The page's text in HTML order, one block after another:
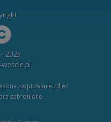
2026
Kopiowanie zdjęć
zabronione.